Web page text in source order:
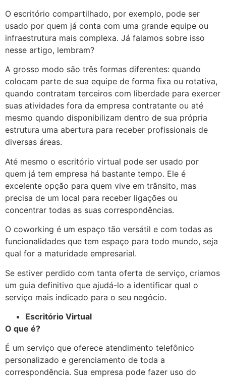
O escritório compartilhado, por exemplo, pode ser
usado por quem já conta com uma grande equipe ou
infraestrutura mais complexa. Já falamos sobre isso
nesse artigo, lembram?
A grosso modo são três formas diferentes: quando
colocam parte de sua equipe de forma fixa ou rotativa,
quando contratam terceiros com liberdade para exercer
suas atividades fora da empresa contratante ou até
mesmo quando disponibilizam dentro de sua própria
estrutura uma abertura para receber profissionais de
diversas áreas.
Até mesmo o escritório virtual pode ser usado por
quem já tem empresa há bastante tempo. Ele é
excelente opção para quem vive em trânsito, mas
precisa de um local para receber ligações ou
concentrar todas as suas correspondências.
O coworking é um espaço tão versátil e com todas as
funcionalidades que tem espaço para todo mundo, seja
qual for a maturidade empresarial.
Se estiver perdido com tanta oferta de serviço, criamos
um guia definitivo que ajudá-lo a identificar qual o
serviço mais indicado para o seu negócio.
Escritório Virtual
O que é?
É um serviço que oferece atendimento telefônico
personalizado e gerenciamento de toda a
correspondência. Sua empresa pode fazer uso do